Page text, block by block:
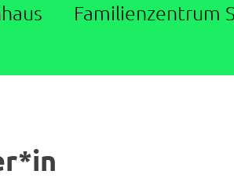
Familienzentrum